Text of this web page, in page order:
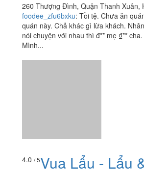
260 Thượng Đình, Quận Thanh Xuân,
foodee_zfu6bxku: Tồi tệ. Chưa ăn
quán này. Chả khác gì lừa khách.
nói chuyện với nhau thì đ** mẹ ₫**
Mình...
4.0 / 5Vua Lẩu - Lẩu